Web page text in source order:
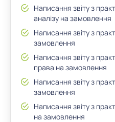
Написання звіту з
аналізу на замовлення
Написання звіту з
замовлення
Написання звіту з
права на замовлення
Написання звіту з
замовлення
Написання звіту з
на замовлення